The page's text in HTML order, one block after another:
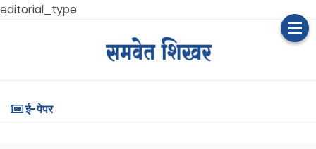
editorial_type
ई-पेपर